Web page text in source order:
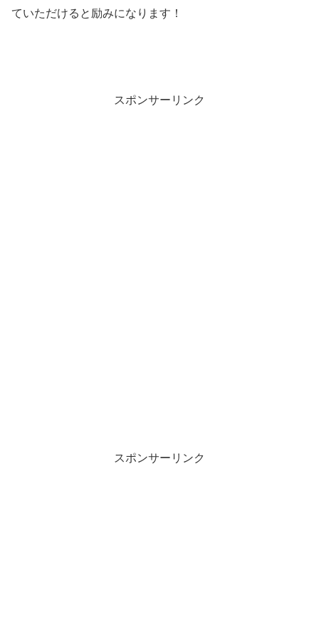
ていただけると励みになります！
スポンサーリンク
スポンサーリンク